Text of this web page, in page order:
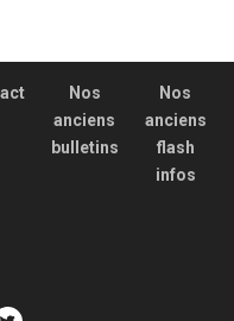
Nos
anciens
bulletins
Nos
anciens
flash
infos